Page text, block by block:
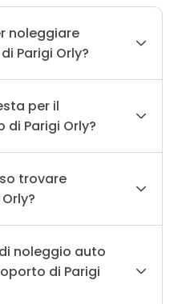
noleggiare
Parigi Orly?
per il
Parigi Orly?
trovare
noleggio auto
di Parigi